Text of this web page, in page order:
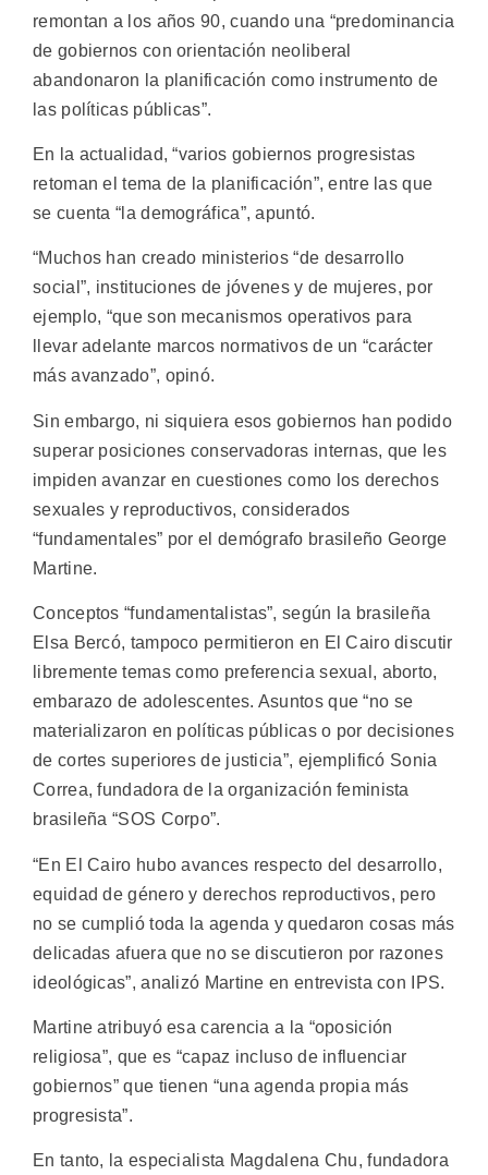
remontan a los años 90, cuando una “predominancia
de gobiernos con orientación neoliberal
abandonaron la planificación como instrumento de
las políticas públicas”.
En la actualidad, “varios gobiernos progresistas
retoman el tema de la planificación”, entre las que
se cuenta “la demográfica”, apuntó.
“Muchos han creado ministerios “de desarrollo
social”, instituciones de jóvenes y de mujeres, por
ejemplo, “que son mecanismos operativos para
llevar adelante marcos normativos de un “carácter
más avanzado”, opinó.
Sin embargo, ni siquiera esos gobiernos han podido
superar posiciones conservadoras internas, que les
impiden avanzar en cuestiones como los derechos
sexuales y reproductivos, considerados
“fundamentales” por el demógrafo brasileño George
Martine.
Conceptos “fundamentalistas”, según la brasileña
Elsa Bercó, tampoco permitieron en El Cairo discutir
libremente temas como preferencia sexual, aborto,
embarazo de adolescentes. Asuntos que “no se
materializaron en políticas públicas o por decisiones
de cortes superiores de justicia”, ejemplificó Sonia
Correa, fundadora de la organización feminista
brasileña “SOS Corpo”.
“En El Cairo hubo avances respecto del desarrollo,
equidad de género y derechos reproductivos, pero
no se cumplió toda la agenda y quedaron cosas más
delicadas afuera que no se discutieron por razones
ideológicas”, analizó Martine en entrevista con IPS.
Martine atribuyó esa carencia a la “oposición
religiosa”, que es “capaz incluso de influenciar
gobiernos” que tienen “una agenda propia más
progresista”.
En tanto, la especialista Magdalena Chu, fundadora